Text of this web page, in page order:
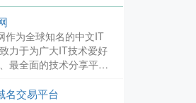
作为全球知名的中文IT
力于为广大IT技术爱好
最全面的技术分享平
真正的技术资源分享平
名交易平台